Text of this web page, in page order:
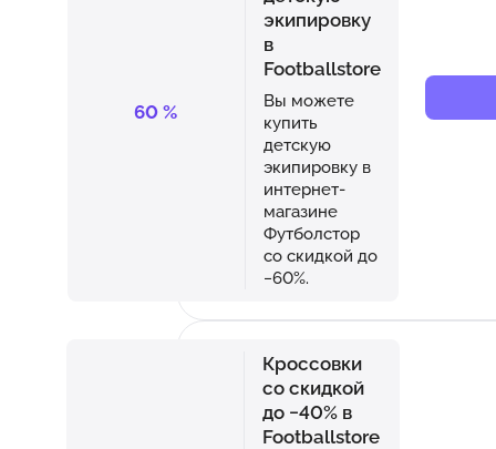
60 %
экипировку
в
Footballstore
Вы можете
купить
детскую
экипировку в
интернет-
магазине
Футболстор
со скидкой до
−60%.
Кроссовки
со скидкой
до −40% в
Footballstore